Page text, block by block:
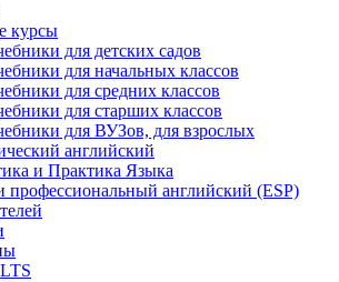
курсы
для детских садов
для начальных классов
для средних классов
для старших классов
для ВУЗов, для взрослых
английский
и Практика Языка
профессиональный английский (ESP)